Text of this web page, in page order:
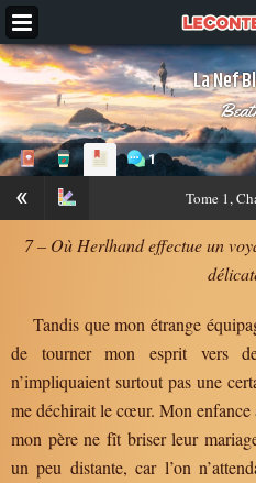
La Nef
1
« Tome 1,
7 – Où Herlhand effectue un
Tandis que mon étrange
de tourner mon esprit vers
n’impliquaient surtout pas une
me déchirait le cœur. Mon enfance
mon père ne fît briser leur
un peu distante, car l’on